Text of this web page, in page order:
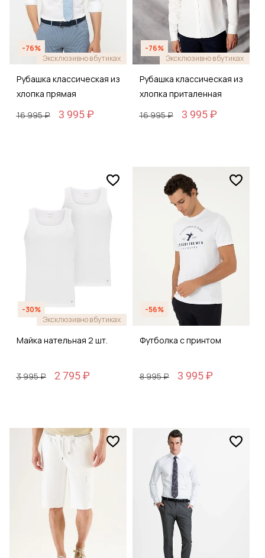
-76%
Эксклюзивно в бутиках
Рубашка классическая из
хлопка прямая
16 995 ₽
3 995 ₽
-76%
Эксклюзивно в бутиках
Рубашка классическая из
хлопка приталенная
16 995 ₽
3 995 ₽
-30%
Эксклюзивно в бутиках
Майка нательная 2 шт.
3 995 ₽ 2 795 ₽
-56%
Футболка с принтом
8 995 ₽ 3 995 ₽